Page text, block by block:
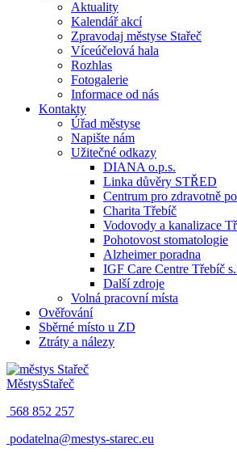
Aktuality
Kalendář akcí
Zpravodaj městyse Stařeč
Víceúčelová hala
Rozhlas
Fotogalerie
Informace od nás
Kontakty
Úřad městyse
Napište nám
Užitečné odkazy
DIANA o.p.s.
Linka důvěry STŘED
Centrum pro zdravotně
Charita Třebíč
Vodovody a kanalizace
Pohotovost stomatologie
Alzheimer poradna
IGF Care Centre Třebíč
Další zdroje
Volná pracovní místa
Ověřování
Sběrné místo u ZD
Ztráty a nálezy
MěstysStařeč
568 852 257
podatelna@mestys-starec.eu